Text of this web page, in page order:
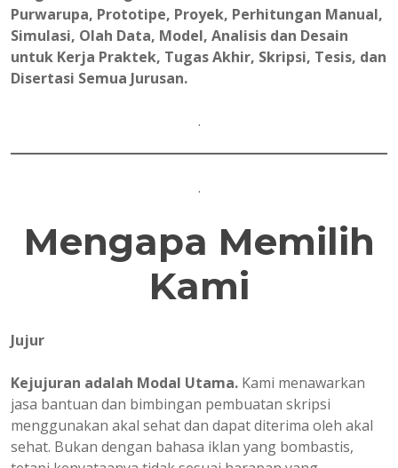
Purwarupa, Prototipe, Proyek, Perhitungan Manual,
Simulasi, Olah Data, Model, Analisis dan Desain
untuk Kerja Praktek, Tugas Akhir, Skripsi, Tesis, dan
Disertasi Semua Jurusan.
.
.
Mengapa Memilih
Kami
Jujur
Kejujuran adalah Modal Utama. Kami menawarkan
jasa bantuan dan bimbingan pembuatan skripsi
menggunakan akal sehat dan dapat diterima oleh akal
sehat. Bukan dengan bahasa iklan yang bombastis,